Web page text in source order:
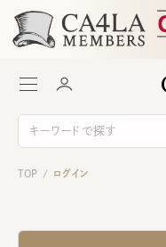
TOP / ログイン